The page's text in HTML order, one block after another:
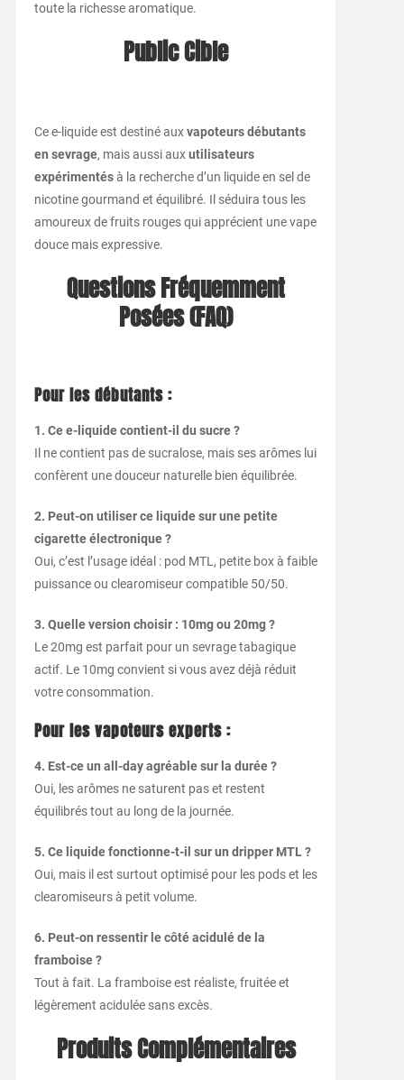
toute la richesse aromatique.
Public Cible
Ce e-liquide est destiné auxvapoteurs débutants
en sevrage, mais aussi auxutilisateurs
expérimentésà la recherche d’un liquide en sel de
nicotine gourmand et équilibré. Il séduira tous les
amoureux de fruits rouges qui apprécient une vape
douce mais expressive.
Questions Fréquemment
Posées (FAQ)
Pour les débutants :
1. Ce e-liquide contient-il du sucre ?
Il ne contient pas de sucralose, mais ses arômes lui
confèrent une douceur naturelle bien équilibrée.
2. Peut-on utiliser ce liquide sur une petite
cigarette électronique ?
Oui, c’est l’usage idéal : pod MTL, petite box à faible
puissance ou clearomiseur compatible 50/50.
3. Quelle version choisir : 10mg ou 20mg ?
Le 20mg est parfait pour un sevrage tabagique
actif. Le 10mg convient si vous avez déjà réduit
votre consommation.
Pour les vapoteurs experts :
4. Est-ce un all-day agréable sur la durée ?
Oui, les arômes ne saturent pas et restent
équilibrés tout au long de la journée.
5. Ce liquide fonctionne-t-il sur un dripper MTL ?
Oui, mais il est surtout optimisé pour les pods et les
clearomiseurs à petit volume.
6. Peut-on ressentir le côté acidulé de la
framboise ?
Tout à fait. La framboise est réaliste, fruitée et
légèrement acidulée sans excès.
Produits Complémentaires